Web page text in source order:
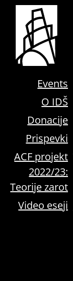
Events
O IDŠ
Donacije
Prispevki
ACF projekt
2022/23:
Teorije zarot
Video eseji